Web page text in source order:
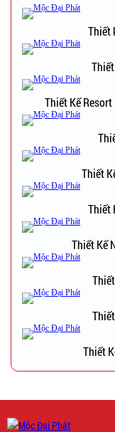
Thiết
Thiết Kế
Thiết
Thiết
Thiết Kế
Thiết